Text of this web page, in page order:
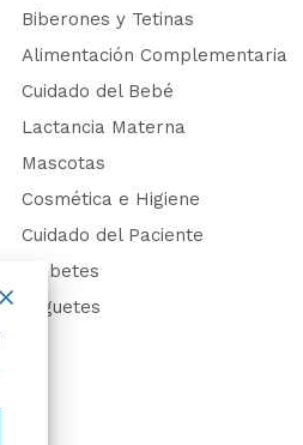
Biberones y Tetinas
Alimentación Complementaria
Cuidado del Bebé
Lactancia Materna
Mascotas
Cosmética e Higiene
Cuidado del Paciente
Diabetes
Juguetes